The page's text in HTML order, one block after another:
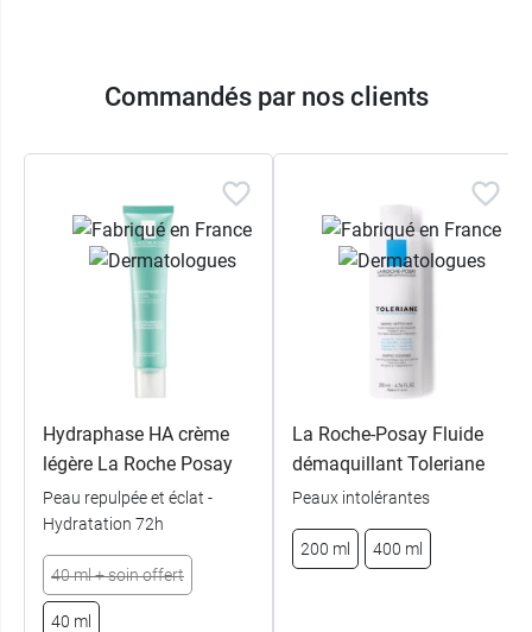
Commandés par nos clients
Hydraphase HA crème
légère La Roche Posay
Peau repulpée et éclat -
Hydratation 72h
40 ml + soin offert
40 ml
La Roche-Posay Fluide
démaquillant Toleriane
Peaux intolérantes
200 ml 400 ml